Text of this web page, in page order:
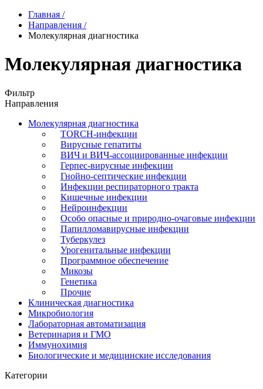
Главная /
Направления /
Молекулярная диагностика
Молекулярная диагностика
Фильтр
Направления
Молекулярная диагностика
TORCH-инфекции
Вирусные гепатиты
ВИЧ и ВИЧ-ассоциированные инфекции
Герпес-вирусные инфекции
Гнойно-септические инфекции
Инфекции респираторного тракта
Кишечные инфекции
Нейроинфекции
Особо опасные и природно-очаговые инфекции
Папилломавирусные инфекции
Туберкулез
Урогенитальные инфекции
Программное обеспечение
Микозы
Генетика
Прочие
Клиническая диагностика
Микробиология
Лабораторная автоматизация
Ветеринария и ГМО
Иммунохимия
Биологические и медицинские исследования
Категории